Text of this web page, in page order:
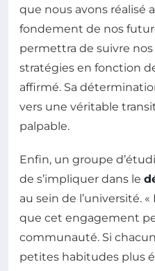
que nous avons réalisé
fondement de nos
permettra de suivre
stratégies en fonction
affirmé. Sa
vers une véritable
palpable.
Enfin, un groupe
de s’impliquer dans le
au sein de l’université.
que cet engagement
communauté. Si
petites habitudes plus